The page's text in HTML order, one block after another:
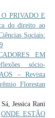
PRIVADO E
do direito ao
Sociais:
EM
sócio-
– Revista
Florestan
Jessica Rani
ONDE ESTÃO